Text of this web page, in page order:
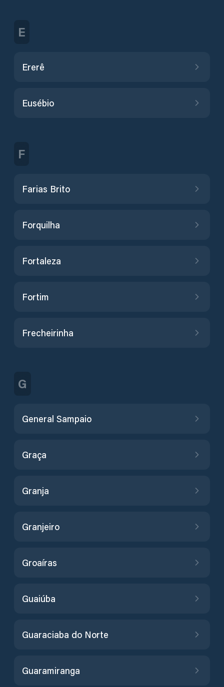
E
Ererê
Eusébio
F
Farias Brito
Forquilha
Fortaleza
Fortim
Frecheirinha
G
General Sampaio
Graça
Granja
Granjeiro
Groaíras
Guaiúba
Guaraciaba do Norte
Guaramiranga